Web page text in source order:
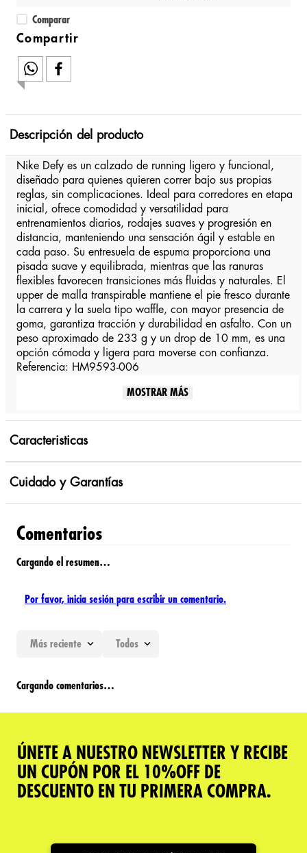
Comparar
Descripción del producto
Nike Defy es un calzado de running ligero y funcional,
diseñado para quienes quieren correr bajo sus propias
reglas, sin complicaciones. Ideal para corredores en etapa
inicial, ofrece comodidad y versatilidad para
entrenamientos diarios, rodajes suaves y progresión en
distancia, manteniendo una sensación ágil y estable en
cada paso. Su entresuela de espuma proporciona una
pisada suave y equilibrada, mientras que las ranuras
flexibles favorecen transiciones más fluidas y naturales. El
upper de malla transpirable mantiene el pie fresco durante
la carrera y la suela tipo waffle, con mayor presencia de
goma, garantiza tracción y durabilidad en asfalto. Con un
peso aproximado de 233 g y un drop de 10 mm, es una
opción cómoda y ligera para moverse con confianza.
Referencia: HM9593-006
MOSTRAR MÁS
Caracteristicas
Cuidado y Garantías
Comentarios
Cargando el resumen…
Por favor, inicia sesión para escribir un comentario.
Más reciente Todos
Cargando comentarios…
ÚNETE A NUESTRO NEWSLETTER Y RECIBE
UN CUPÓN POR EL 10%OFF DE
DESCUENTO EN TU PRIMERA COMPRA.